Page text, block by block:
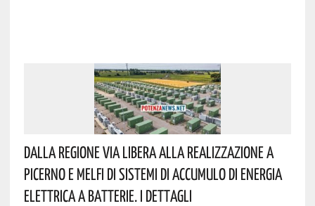
Dalla Regione Via Libera Alla Realizzazione A
Picerno E Melfi Di Sistemi Di Accumulo Di Energia
Elettrica A Batterie. I Dettagli